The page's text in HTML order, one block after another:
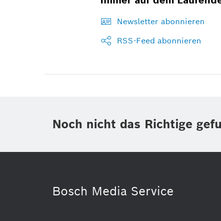
Newsletter abonnieren
RSS-Feed abonnieren
Noch nicht das Richtige
Bosch Media Service